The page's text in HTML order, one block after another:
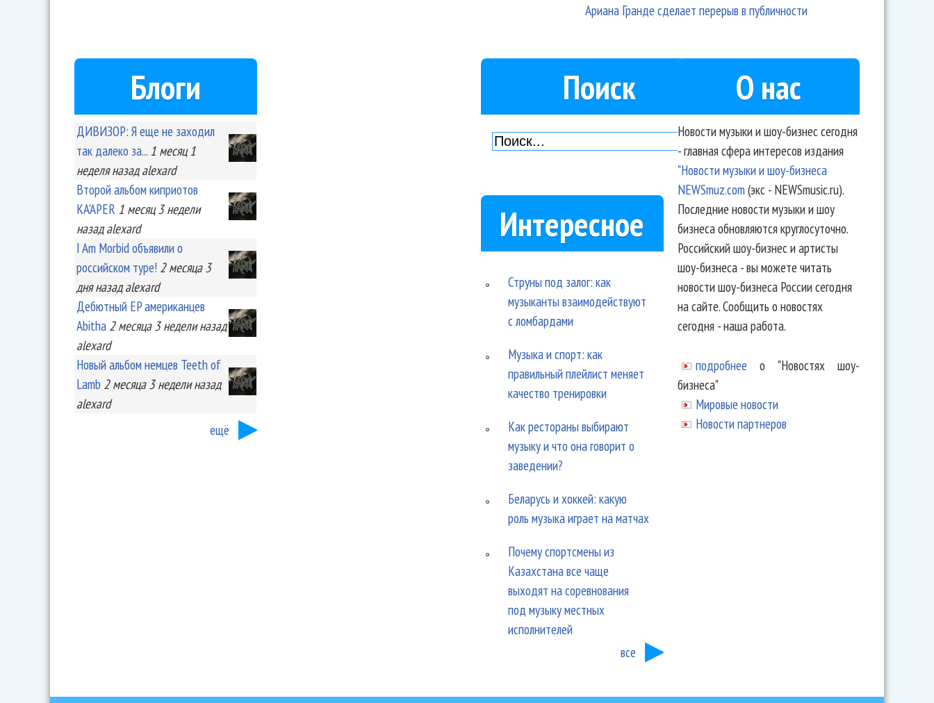
Ариана Гранде сделает перерыв в публичности
Блоги
ДИВИЗОР: Я еще не заходил
так далеко за... 1 месяц 1
неделяназад alexard
Второй альбом киприотов
KA'APER 1 месяц 3 недели
назад alexard
I Am Morbid объявили о
российском туре! 2 месяца 3
дняназад alexard
Дебютный EP американцев
Abitha 2 месяца 3 неделиназад
alexard
Новый альбом немцев Teeth of
Lamb 2 месяца 3 неделиназад
alexard
ещё
Поиск
Интересное
Струны под залог: как
музыканты взаимодействуют
с ломбардами
Музыка и спорт: как
правильный плейлист меняет
качество тренировки
Как рестораны выбирают
музыку и что она говорит о
заведении?
Беларусь и хоккей: какую
роль музыка играет на матчах
Почему спортсмены из
Казахстана все чаще
выходят на соревнования
под музыку местных
исполнителей
все
О нас
Новости музыки и шоу-бизнес сегодня
- главная сфера интересов издания
"Новости музыки и шоу-бизнеса
NEWSmuz.com(экс - NEWSmusic.ru).
Последние новости музыки и шоу
бизнеса обновляются круглосуточно.
Российский шоу-бизнес и артисты
шоу-бизнеса - вы можете читать
новости шоу-бизнеса России сегодня
на сайте. Сообщить о новостях
сегодня - наша работа.
подробнее о "Новостях шоу-
бизнеса"
Мировые новости
Новости партнеров